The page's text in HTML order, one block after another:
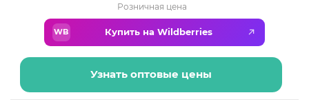
Розничная цена
WB Купить на Wildberries
Узнать оптовые цены